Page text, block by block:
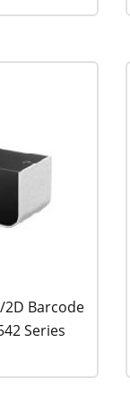
2D Barcode
Series